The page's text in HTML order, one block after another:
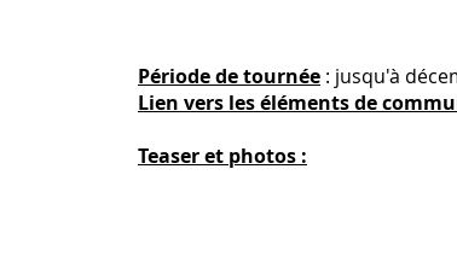
Période de tournée : jusqu'à
Lien vers les éléments de
Teaser et photos :